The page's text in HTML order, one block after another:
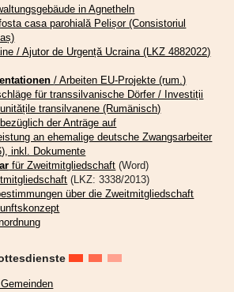
vielen Besucherinnen und Besuchern des
an diesem Tag erleben durfte, war
Höhepunkt – es war ein Fest der
und der lebendigen evangelischen
in Agnetheln
casa parohială Pelișor (Consistoriul
/ Ajutor de Urgență Ucraina (LKZ 4882022)
/ Arbeiten EU-Projekte (rum.)
für transsilvanische Dörfer / Investiții
transilvanene (Rumänisch)
der Anträge auf
an ehemalige deutsche Zwangsarbeiter
inkl. Dokumente
für Zweitmitgliedschaft (Word)
(LKZ: 3338/2013)
über die Zweitmitgliedschaft